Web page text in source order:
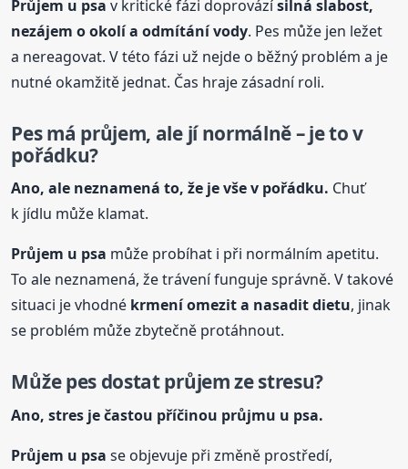
Průjem u psa v kritické fázi doprovázísilná slabost,
nezájem o okolí a odmítání vody. Pes může jen ležet
a nereagovat. V této fázi už nejde o běžný problém a je
nutné okamžitě jednat. Čas hraje zásadní roli.
Pes má průjem, ale jí normálně – je to v
pořádku?
Ano, ale neznamená to, že je vše v pořádku. Chuť
k jídlu může klamat.
Průjem u psa může probíhat i při normálním apetitu.
To ale neznamená, že trávení funguje správně. V takové
situaci je vhodné krmení omezit a nasadit dietu, jinak
se problém může zbytečně protáhnout.
Může pes dostat průjem ze stresu?
Ano, stres je častou příčinou průjmu u psa.
Průjem u psa se objevuje při změně prostředí,